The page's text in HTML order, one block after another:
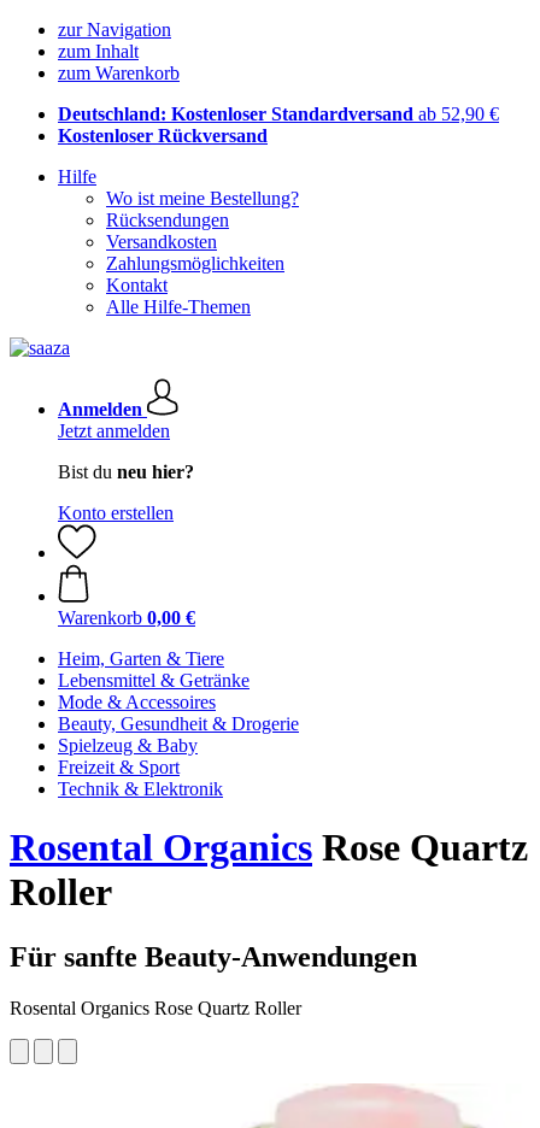
zur Navigation
zum Inhalt
zum Warenkorb
Deutschland: Kostenloser Standardversand ab 52,90 €
Kostenloser Rückversand
Hilfe
Wo ist meine Bestellung?
Rücksendungen
Versandkosten
Zahlungsmöglichkeiten
Kontakt
Alle Hilfe-Themen
Anmelden
Jetzt anmelden
Bist du neu hier?
Konto erstellen
Warenkorb 0,00 €
Heim, Garten & Tiere
Lebensmittel & Getränke
Mode & Accessoires
Beauty, Gesundheit & Drogerie
Spielzeug & Baby
Freizeit & Sport
Technik & Elektronik
Rosental Organics Rose Quartz
Roller
Für sanfte Beauty-Anwendungen
Rosental Organics Rose Quartz Roller